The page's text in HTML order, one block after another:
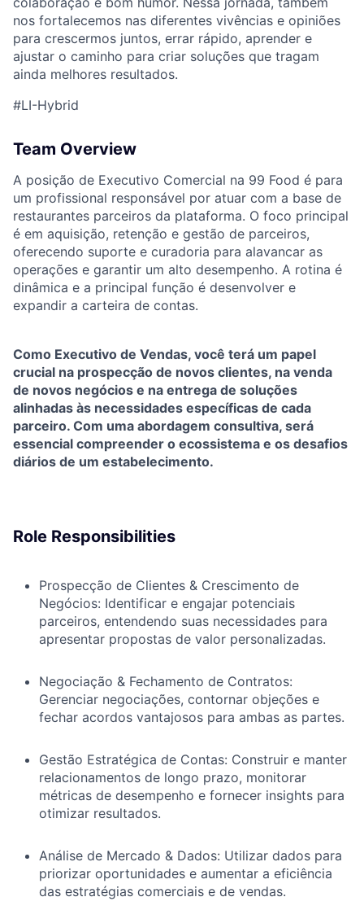
nos fortalecemos nas diferentes vivências e opiniões
para crescermos juntos, errar rápido, aprender e
ajustar o caminho para criar soluções que tragam
ainda melhores resultados.
#LI-Hybrid
Team Overview
A posição de Executivo Comercial na 99 Food é para
um profissional responsável por atuar com a base de
restaurantes parceiros da plataforma. O foco principal
é em aquisição, retenção e gestão de parceiros,
oferecendo suporte e curadoria para alavancar as
operações e garantir um alto desempenho. A rotina é
dinâmica e a principal função é desenvolver e
expandir a carteira de contas.
Como Executivo de Vendas, você terá um papel
crucial na prospecção de novos clientes, na venda
de novos negócios e na entrega de soluções
alinhadas às necessidades específicas de cada
parceiro. Com uma abordagem consultiva, será
essencial compreender o ecossistema e os desafios
diários de um estabelecimento.
Role Responsibilities
Prospecção de Clientes & Crescimento de
Negócios: Identificar e engajar potenciais
parceiros, entendendo suas necessidades para
apresentar propostas de valor personalizadas.
Negociação & Fechamento de Contratos:
Gerenciar negociações, contornar objeções e
fechar acordos vantajosos para ambas as partes.
Gestão Estratégica de Contas: Construir e manter
relacionamentos de longo prazo, monitorar
métricas de desempenho e fornecer insights para
otimizar resultados.
Análise de Mercado & Dados: Utilizar dados para
priorizar oportunidades e aumentar a eficiência
das estratégias comerciais e de vendas.